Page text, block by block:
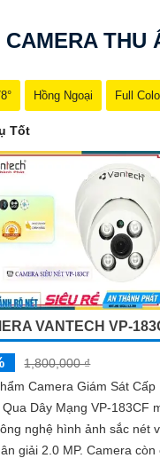
CAMERA THU
Hồng Ngoại Full
Tốt
VANTECH VP-
1,800,000 ₫
Camera Giám Sát Cấp
Qua Dây Mạng VP-183CF
nghệ hình ảnh sắc nét
2.0 MP. Camera còn cho